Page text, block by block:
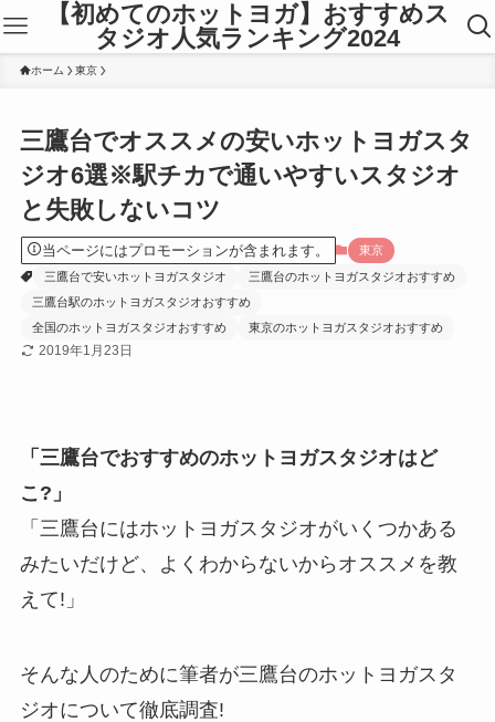
【初めてのホットヨガ】おすすめス
タジオ人気ランキング2024
ホーム 東京
三鷹台でオススメの安いホットヨガスタ
ジオ6選※駅チカで通いやすいスタジオ
と失敗しないコツ
当ページにはプロモーションが含まれます。
東京
三鷹台で安いホットヨガスタジオ
三鷹台のホットヨガスタジオおすすめ
三鷹台駅のホットヨガスタジオおすすめ
全国のホットヨガスタジオおすすめ
東京のホットヨガスタジオおすすめ
2019年1月23日
「三鷹台でおすすめのホットヨガスタジオはど
こ?」
「三鷹台にはホットヨガスタジオがいくつかある
みたいだけど、よくわからないからオススメを教
えて!」
そんな人のために筆者が三鷹台のホットヨガスタ
ジオについて徹底調査!